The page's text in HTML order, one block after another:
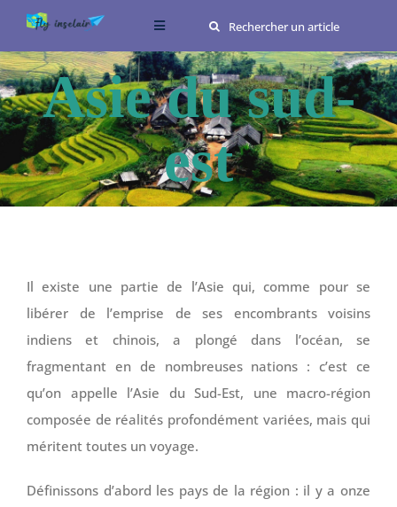
Passer
contenu
Toggle
Navigation
Conseils
Destinations
Food
Rechercher:
Asie du sud-
est
Il existe une partie de l’Asie qui, comme pour se
libérer de l’emprise de ses encombrants voisins
indiens et chinois, a plongé dans l’océan, se
fragmentant en de nombreuses nations : c’est ce
qu’on appelle l’Asie du Sud-Est, une macro-région
composée de réalités profondément variées, mais qui
méritent toutes un voyage.
Définissons d’abord les pays de la région : il y a onze